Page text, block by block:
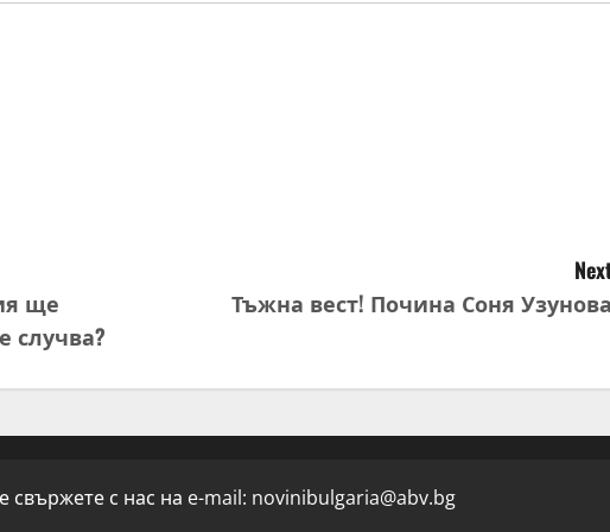
ще
случва?
Тъжна вест! Почина Соня
с нас на e-mail: novinibulgaria@abv.bg